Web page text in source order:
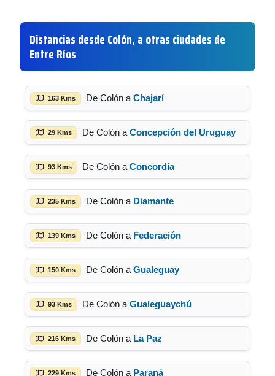
Distancias desde Colón, a otras ciudades de
Entre Ríos
163 Kms De Colón a Chajarí
29 Kms De Colón a Concepción del Uruguay
93 Kms De Colón a Concordia
235 Kms De Colón a Diamante
139 Kms De Colón a Federación
150 Kms De Colón a Gualeguay
93 Kms De Colón a Gualeguaychú
216 Kms De Colón a La Paz
229 Kms De Colón a Paraná